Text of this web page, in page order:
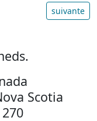
suivante
Scotia